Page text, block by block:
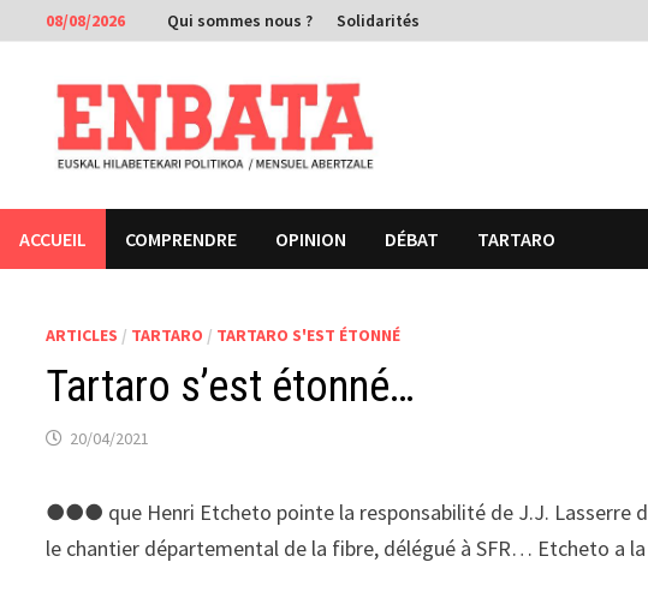
Passer
au
contenu
08/08/2026 Qui sommes nous ? Solidarités
ACCUEIL COMPRENDRE OPINION DÉBAT TARTARO
ARTICLES / TARTARO / TARTARO S'EST ÉTONNÉ
Tartaro s’est étonné…
20/04/2021
●●● que Henri Etcheto pointe la responsabilité de J.J. Lasserre
le chantier départemental de la fibre, délégué à SFR… Etcheto a